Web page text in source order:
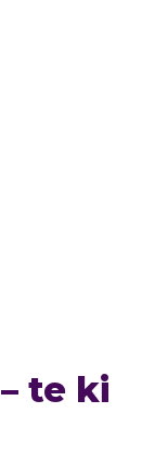
te ki